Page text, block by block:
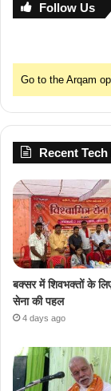
Follow Us
Go to the Arqam
Recent
बक्सर में शिवभक्तों के लिए
सेना की पहल
4 days ago